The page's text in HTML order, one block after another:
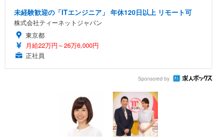
未経験歓迎の「ITエンジニア」 年休120日以上 リモート可
株式会社ティーネットジャパン
東京都
月給22万円～26万6,000円
正社員
Sponsored by